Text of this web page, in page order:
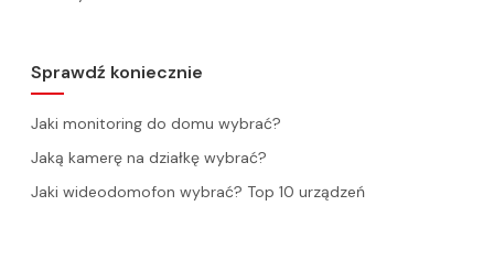
Sprawdź koniecznie
Jaki monitoring do domu wybrać?
Jaką kamerę na działkę wybrać?
Jaki wideodomofon wybrać? Top 10 urządzeń